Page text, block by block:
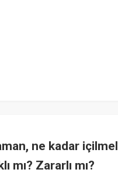
ne kadar
mı? Zararlı mı?